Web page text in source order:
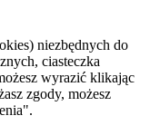
niezbędnych do
ciasteczka
wyrazić klikając
zgody, możesz